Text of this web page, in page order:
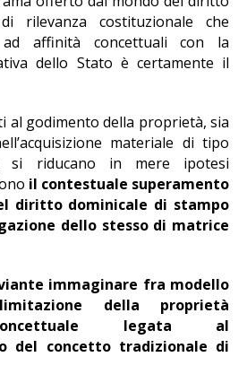
rilevanza costituzionale che
affinità concettuali con la
dello Stato è certamente il
al godimento della proprietà, sia
materiale di tipo
si riducano in mere ipotesi
il contestuale superamento
diritto dominicale di stampo
dello stesso di matrice
immaginare fra modello
della proprietà
legata al
del concetto tradizionale di